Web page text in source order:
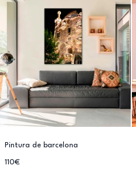
Pintura de barcelona
110€